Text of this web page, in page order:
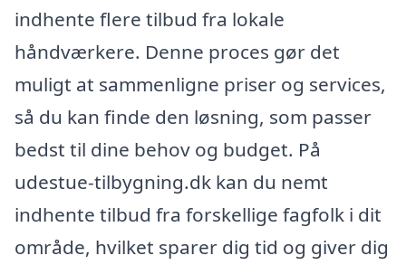
indhente flere tilbud fra lokale
håndværkere. Denne proces gør det
muligt at sammenligne priser og services,
så du kan finde den løsning, som passer
bedst til dine behov og budget. På
udestue-tilbygning.dk kan du nemt
indhente tilbud fra forskellige fagfolk i dit
område, hvilket sparer dig tid og giver dig